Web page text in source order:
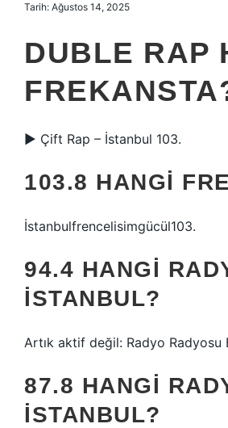
Tarih: Ağustos 14, 2025
DUBLE RAP
▶ Çift Rap – İstanbul 103.
103.8 HANGI
İstanbulfrencelisimgücül103.
94.4 HANGI
İSTANBUL?
Artık aktif değil: Radyo Radyosu
87.8 HANGI
İSTANBUL?